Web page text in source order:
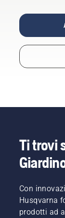
Ti trovi
Con
Husqvarna
prodotti ad